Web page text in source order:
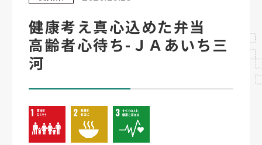
健康考え真心込めた弁当
高齢者心待ち-ＪＡあいち三
河